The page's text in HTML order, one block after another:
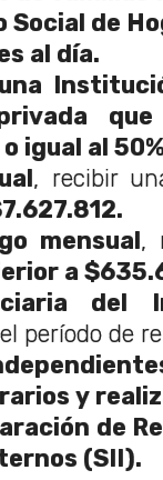
Social de
al día.
igual al
, recibir
mensual,
a
del
período de
y
de
(SII).